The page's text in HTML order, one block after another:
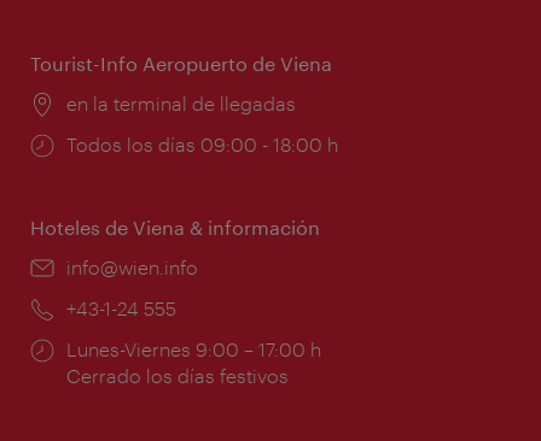
Tourist-Info Aeropuerto de Viena
Lugar:
en la terminal de llegadas
Horarios
Todos los días 09:00 - 18:00 h
Hoteles de Viena & información
e-
info@wien.info
Teléfono:
+43-1-24 555
Horarios
de
Lunes-Viernes 9:00 – 17:00 h
Cerrado los días festivos